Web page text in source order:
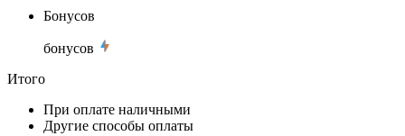
Бонусов
бонусов
Итого
При оплате наличными
Другие способы оплаты